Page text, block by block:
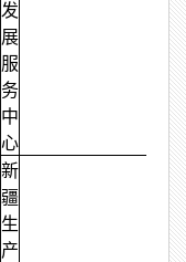
发
展
服
务
中
心
新
疆
生
产